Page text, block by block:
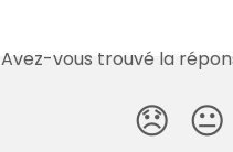
Avez-vous trouvé la
😞 😐